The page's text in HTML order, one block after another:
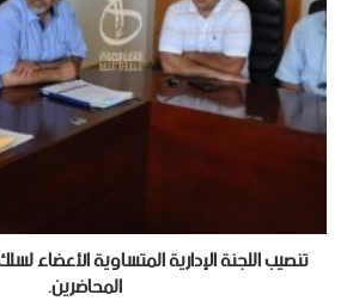
تنصيب اللجنة الإدارية المتساوية الأعضاء
المحاضرين.